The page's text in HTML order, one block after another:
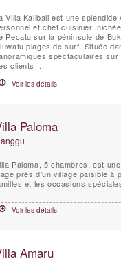
Villa Kalibali est une
et chef cuisinier,
Pecatu sur la péninsule de
plages de surf. Située
spectaculaires
clients ...
Voir les détails
Paloma
Paloma, 5 chambres, est
près d'un village paisible à
et les occasions
Voir les détails
Amaru